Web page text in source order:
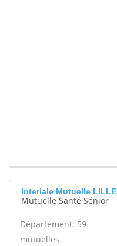
Interiale Mutuelle LILLE
Mutuelle Santé Sénior
Département: 59
mutuelles